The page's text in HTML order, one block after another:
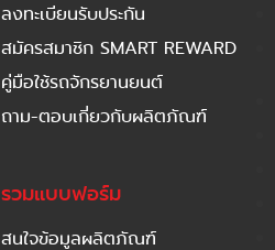
ลงทะเบียนรับประกัน
สมัครสมาชิก SMART REWARD
คู่มือใช้รถจักรยานยนต์
ถาม-ตอบเกี่ยวกับผลิตภัณฑ์
รวมแบบฟอร์ม
สนใจข้อมูลผลิตภัณฑ์